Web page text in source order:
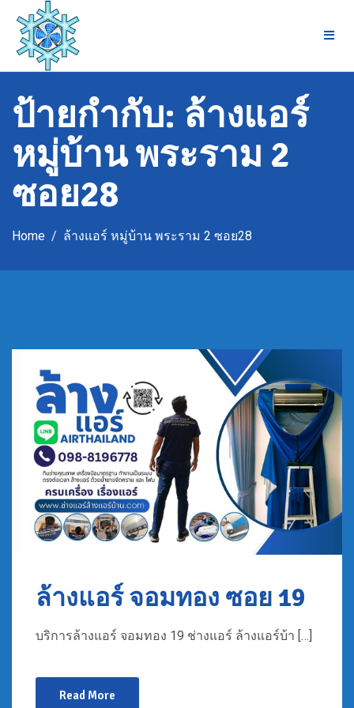
content
ป้ายกำกับ: ล้างแอร์
หมู่บ้าน พระราม 2
ซอย28
Home ล้างแอร์ หมู่บ้าน พระราม 2 ซอย28
ล้างแอร์ จอมทอง ซอย 19
บริการล้างแอร์ จอมทอง 19 ช่างแอร์ ล้างแอร์บ้า […]
Read More